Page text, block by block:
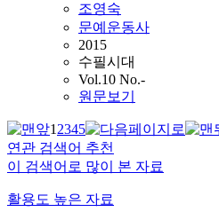
조영숙
문예운동사
2015
수필시대
Vol.10 No.-
원문보기
12345
연관 검색어 추천
이 검색어로 많이 본 자료
활용도 높은 자료